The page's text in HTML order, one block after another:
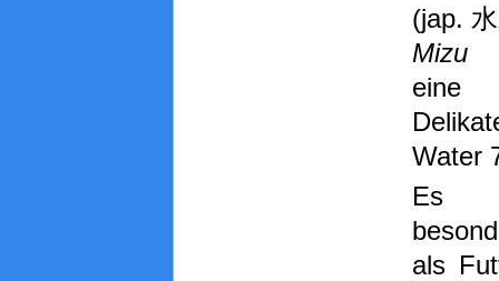
(jap.
Mizu
eine
Water
Es
als